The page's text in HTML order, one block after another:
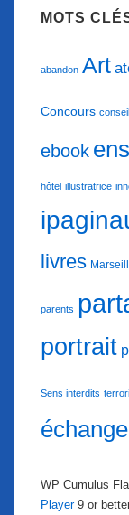
MOTS
abandon Art
Concours
ebook
hôtel illustratrice
livres
parents
portrait
Sens interdits
échange
WP Cumulus
Player9 or